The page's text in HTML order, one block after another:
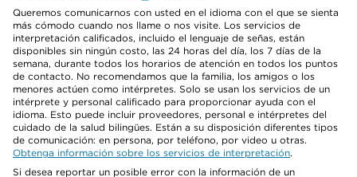
Queremos comunicarnos con usted en el idioma con el que se sienta
más cómodo cuando nos llame o nos visite. Los servicios de
interpretación calificados, incluido el lenguaje de señas, están
disponibles sin ningún costo, las 24 horas del día, los 7 días de la
semana, durante todos los horarios de atención en todos los puntos
de contacto. No recomendamos que la familia, los amigos o los
menores actúen como intérpretes. Solo se usan los servicios de un
intérprete y personal calificado para proporcionar ayuda con el
idioma. Esto puede incluir proveedores, personal e intérpretes del
cuidado de la salud bilingües. Están a su disposición diferentes tipos
de comunicación: en persona, por teléfono, por video u otras.
Obtenga información sobre los servicios de interpretación.
Si desea reportar un posible error con la información de un